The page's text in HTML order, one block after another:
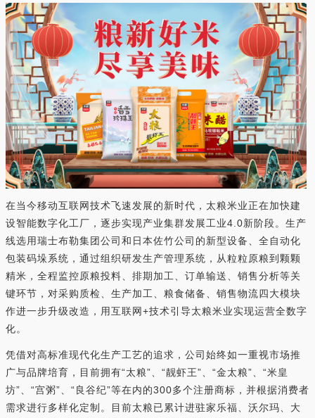
在当今移动互联网技术飞速发展的新时代，太粮米业正在加快建
设智能数字化工厂，逐步实现产业集群发展工业4.0新阶段。生产
线选用瑞士布勒集团公司和日本佐竹公司的新型设备、全自动化
包装码垛系统，通过组织研发生产管理系统，从粒粒原粮到颗颗
精米，全程监控原粮投料、排期加工、订单输送、销售分析等关
键环节，对采购质检、生产加工、粮食储备、销售物流四大模块
作进一步升级改造，用互联网+技术引导太粮米业实现运营全数字
化。
凭借对高标准现代化生产工艺的追求，公司始终如一重视市场推
广与品牌培育，目前拥有“太粮”、“靓虾王”、“金太粮”、“米皇
坊”、“宫粥”、“良谷纪”等在内的300多个注册商标，并根据消费者
需求进行多样化定制。目前太粮已累计进驻家乐福、沃尔玛、大